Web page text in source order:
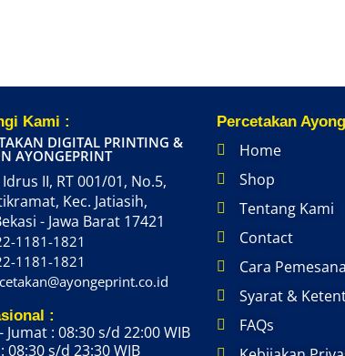
Kami :
DIGITAL PRINTING &
AYONGEPRINT
Idrus II, RT 001/01, No.5,
Kec. Jatiasih,
- Jawa Barat 17421
1181-1821
1181-1821
:
Jumat : 08:30 s/d 22:00 WIB
08:30 s/d 23:30 WIB
Percetakan
Home
Shop
Tentang Kami
Contact
Cara
Syarat &
FAQs